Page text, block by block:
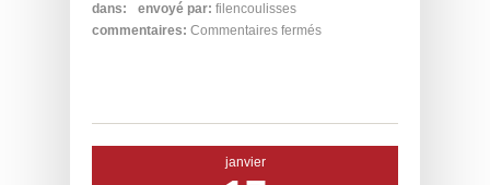
dans: envoyé par: filencoulisses
commentaires: Commentaires fermés
janvier